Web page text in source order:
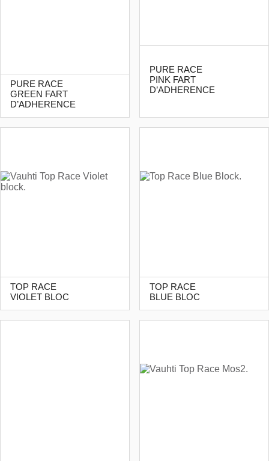
PURE RACE
GREEN FART
D’ADHERENCE
PURE RACE
PINK FART
D’ADHERENCE
TOP RACE
VIOLET BLOC
TOP RACE
BLUE BLOC